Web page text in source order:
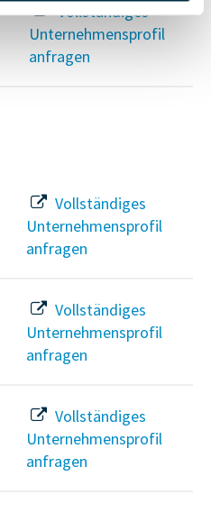
Vollständiges
Unternehmensprofil
anfragen
Vollständiges
Unternehmensprofil
anfragen
Vollständiges
Unternehmensprofil
anfragen
Vollständiges
Unternehmensprofil
anfragen